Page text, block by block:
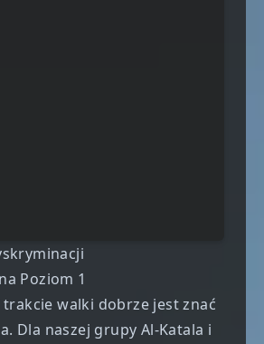
Poziom 1
trakcie walki dobrze jest znać
Dla naszej grupy Al-Katala i